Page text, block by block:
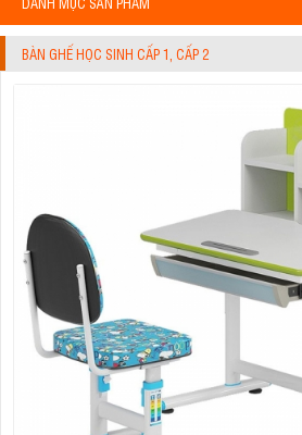
BÀN GHẾ HỌC SINH CẤP 1, CẤP 2